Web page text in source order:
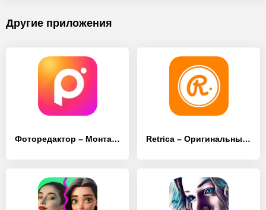
Другие приложения
Фоторедактор – Mонтаж Фото Pro Retrica – Оригинальный фильтр камеры